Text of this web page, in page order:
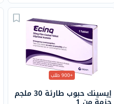
+900 طلب
إيسينك حبوب طارئة 30 ملجم